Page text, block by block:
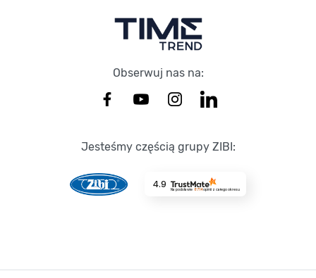
Obserwuj nas na:
Jesteśmy częścią grupy ZIBI:
4.9
Na podstawie 8714opinii z całego okresu